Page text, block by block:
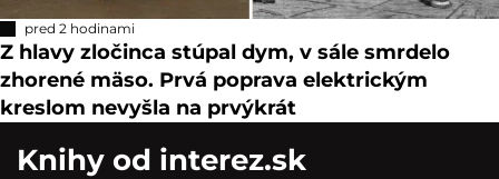
pred 2 hodinami
Z hlavy zločinca stúpal dym, v sále smrdelo
zhorené mäso. Prvá poprava elektrickým
kreslom nevyšla na prvýkrát
Knihy od interez.sk